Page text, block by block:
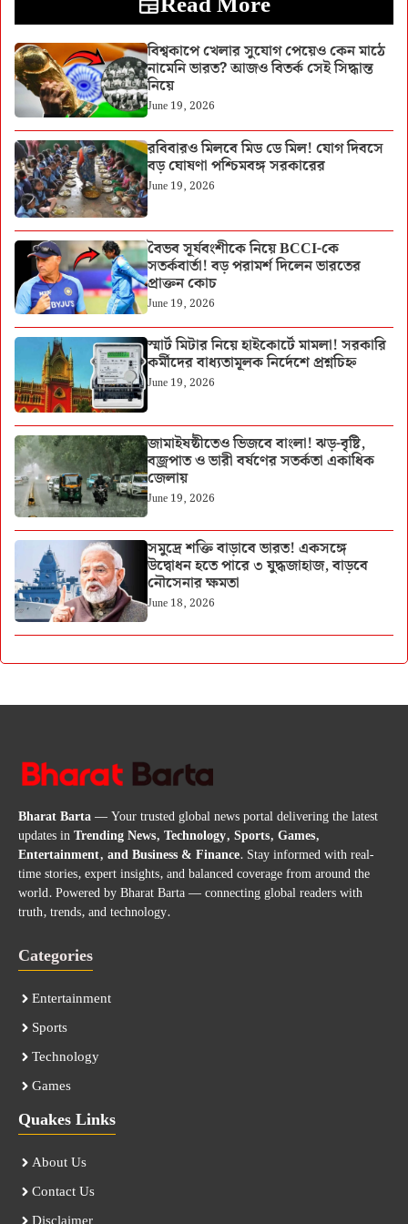
বিশ্বকাপে খেলার সুযোগ পেয়েও কেন মাঠে
নামেনি ভারত? আজও বিতর্ক সেই সিদ্ধান্ত
নিয়ে
June 19, 2026
রবিবারও মিলবে মিড ডে মিল! যোগ দিবসে
বড় ঘোষণা পশ্চিমবঙ্গ সরকারের
June 19, 2026
বৈভব সূর্যবংশীকে নিয়ে BCCI-কে
সতর্কবার্তা! বড় পরামর্শ দিলেন ভারতের
প্রাক্তন কোচ
June 19, 2026
স্মার্ট মিটার নিয়ে হাইকোর্টে মামলা! সরকারি
কর্মীদের বাধ্যতামূলক নির্দেশে প্রশ্নচিহ্ন
June 19, 2026
জামাইষষ্ঠীতেও ভিজবে বাংলা! ঝড়-বৃষ্টি,
বজ্রপাত ও ভারী বর্ষণের সতর্কতা একাধিক
জেলায়
June 19, 2026
সমুদ্রে শক্তি বাড়াবে ভারত! একসঙ্গে
উদ্বোধন হতে পারে ৩ যুদ্ধজাহাজ, বাড়বে
নৌসেনার ক্ষমতা
June 18, 2026
Bharat Barta— Your trusted global news portal delivering the latest
updates inTrending News, Technology, Sports, Games,
Entertainment, and Business & Finance. Stay informed with real-
time stories, expert insights, and balanced coverage from around the
world. Powered by Bharat Barta — connecting global readers with
truth, trends, and technology.
Categories
Entertainment
Sports
Technology
Games
Quakes Links
About Us
Contact Us